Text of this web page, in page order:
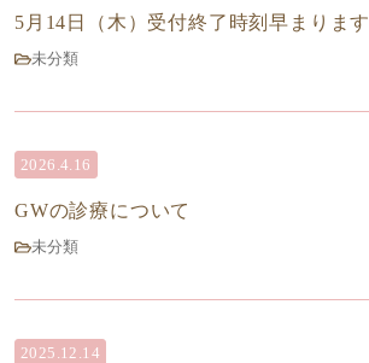
5月14日（木）受付終了時刻早まります
未分類
2026.4.16
GWの診療について
未分類
2025.12.14